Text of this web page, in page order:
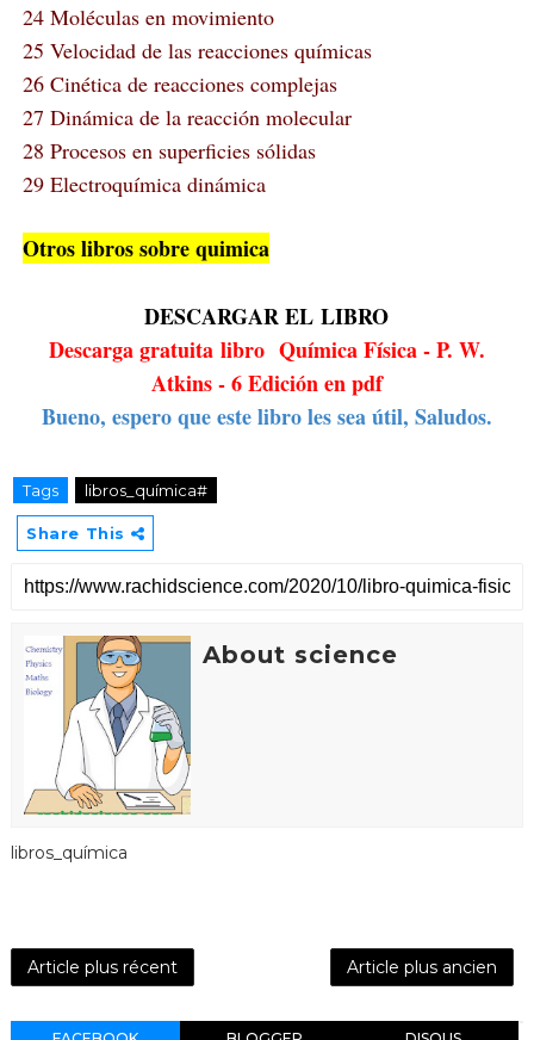
24 Moléculas en movimiento
25 Velocidad de las reacciones químicas
26 Cinética de reacciones complejas
27 Dinámica de la reacción molecular
28 Procesos en superficies sólidas
29 Electroquímica dinámica
Otros libros sobre quimica
DESCARGAR ELLIBRO
Descarga gratuita libro Química Física - P. W.
Atkins - 6 Edición en pdf
Bueno, espero que este libro les sea útil, Saludos.
Tags libros_química#
Share This
About science
libros_química
Article plus récent Article plus ancien